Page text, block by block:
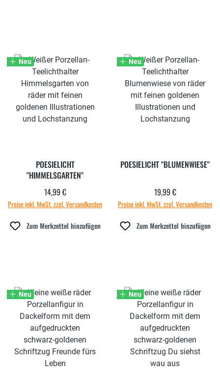
Neu
POESIELICHT
"HIMMELSGARTEN"
Regulärer Preis:
14,99 €
Preise inkl. MwSt. zzgl. Versandkosten
Zum Merkzettel hinzufügen
Neu
POESIELICHT "BLUMENWIESE"
Regulärer Preis:
19,99 €
Preise inkl. MwSt. zzgl. Versandkosten
Zum Merkzettel hinzufügen
Neu Neu